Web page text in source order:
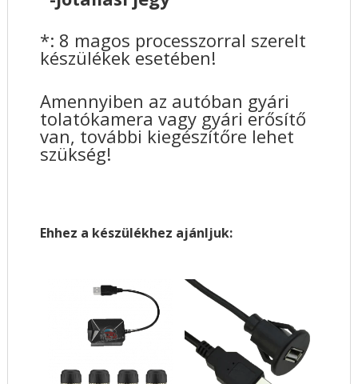
*: 8 magos processzorral szerelt
készülékek esetében!
Amennyiben az autóban gyári
tolatókamera vagy gyári erősítő
van, további kiegészítőre lehet
szükség!
Ehhez a készülékhez ajánljuk: